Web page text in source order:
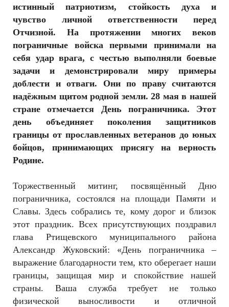
КОНТАКТЫ
истинный патриотизм, стойкость духа и
чувство личной ответственности перед
Отчизной. На протяжении многих веков
пограничные войска первыми принимали на
себя удар врага, с честью выполняли боевые
задачи и демонстрировали миру примеры
доблести и отваги. Они по праву считаются
надёжным щитом родной земли. 28 мая в нашей
стране отмечается День пограничника. Этот
день объединяет поколения защитников
границы от прославленных ветеранов до юных
бойцов, принимающих присягу на верность
Родине.
Торжественный митинг, посвящённый Дню
пограничника, состоялся на площади Памяти и
Славы. Здесь собрались те, кому дорог и близок
этот праздник. Всех присутствующих поздравил
глава Ртищевского муниципального района
Александр Жуковский: «День пограничника –
выражение благодарности тем, кто оберегает наши
границы, защищая мир и спокойствие нашей
страны. Ваша служба требует не только
физической выносливости и отличной